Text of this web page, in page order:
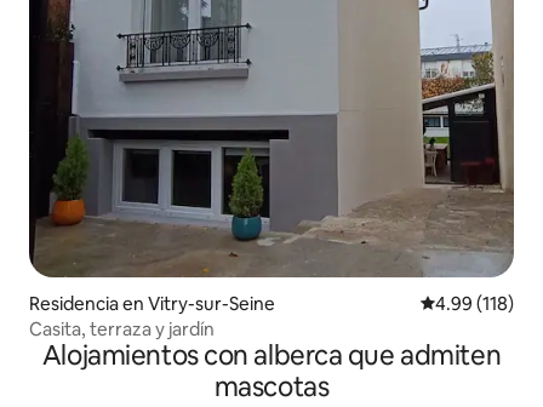
Residencia en Vitry-sur-Seine Calificación
4.99 (118)
Casita, terraza y jardín
Alojamientos con alberca que admiten
mascotas